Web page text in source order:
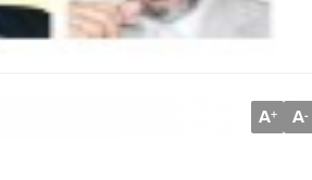
A+ A-